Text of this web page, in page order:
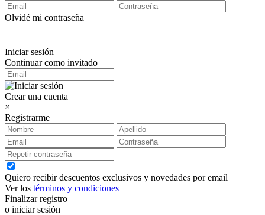
Olvidé mi contraseña
Iniciar sesión
Continuar como invitado
Crear una cuenta
×
Registrarme
Quiero recibir descuentos exclusivos y novedades por email
Ver los términos y condiciones
Finalizar registro
o iniciar sesión